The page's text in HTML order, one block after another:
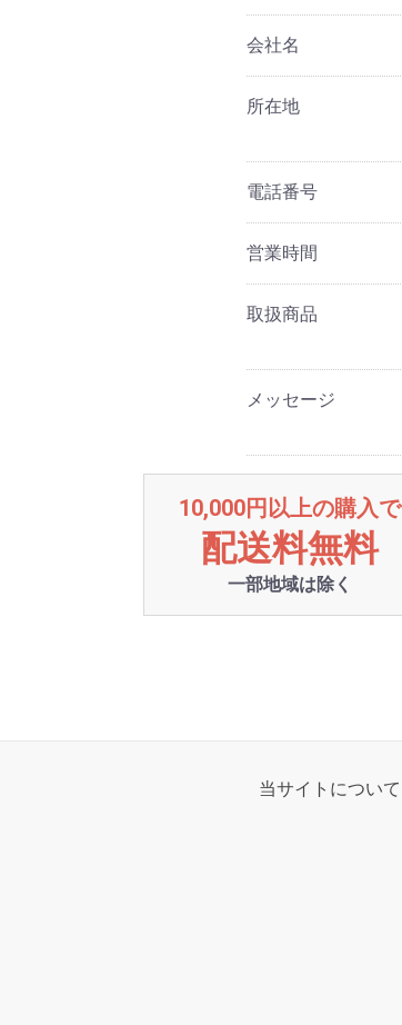
会社名
所在地
電話番号
営業時間
取扱商品
メッセージ
10,000円以上の購入で
配送料無料
一部地域は除く
当サイトについて